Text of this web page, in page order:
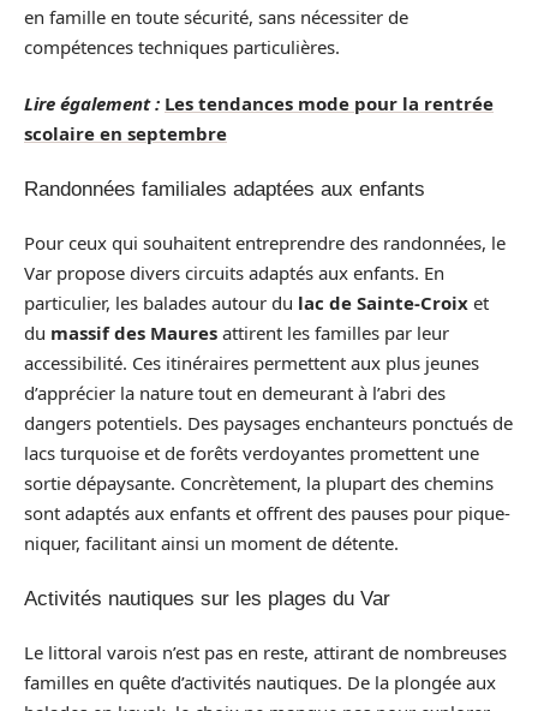
en famille en toute sécurité, sans nécessiter de
compétences techniques particulières.
Lire également : Les tendances mode pour la rentrée
scolaire en septembre
Randonnées familiales adaptées aux enfants
Pour ceux qui souhaitent entreprendre des randonnées, le
Var propose divers circuits adaptés aux enfants. En
particulier, les balades autour du lac de Sainte-Croix et
du massif des Maures attirent les familles par leur
accessibilité. Ces itinéraires permettent aux plus jeunes
d’apprécier la nature tout en demeurant à l’abri des
dangers potentiels. Des paysages enchanteurs ponctués de
lacs turquoise et de forêts verdoyantes promettent une
sortie dépaysante. Concrètement, la plupart des chemins
sont adaptés aux enfants et offrent des pauses pour pique-
niquer, facilitant ainsi un moment de détente.
Activités nautiques sur les plages du Var
Le littoral varois n’est pas en reste, attirant de nombreuses
familles en quête d’activités nautiques. De la plongée aux